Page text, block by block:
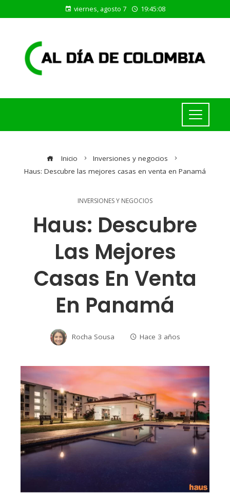
viernes, agosto 7 19:45:08
Inicio
Inversiones y negocios
Haus: Descubre las mejores casas en venta en Panamá
INVERSIONES Y NEGOCIOS
Haus: Descubre
Las Mejores
Casas En Venta
En Panamá
Rocha Sousa Hace 3 años